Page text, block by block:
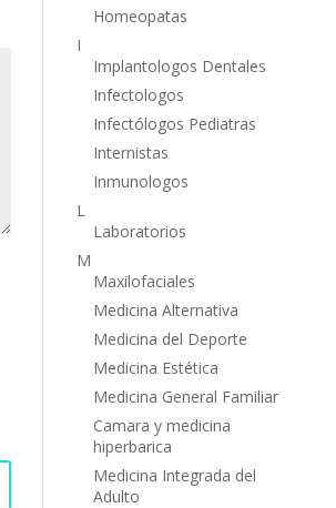
Homeopatas
I
Implantologos Dentales
Infectologos
Infectólogos Pediatras
Internistas
Inmunologos
L
Laboratorios
M
Maxilofaciales
Medicina Alternativa
Medicina del Deporte
Medicina Estética
Medicina General Familiar
Camara y medicina
hiperbarica
Medicina Integrada del
Adulto